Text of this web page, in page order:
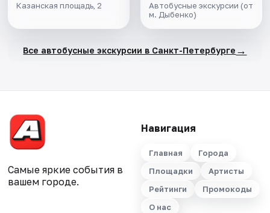
Казанская площадь, 2
Автобусные экскурсии (от
м. Дыбенко)
Все автобусные экскурсии в Санкт-Петербурге →
Самые яркие события в
вашем городе.
Навигация
Главная
Города
Площадки
Артисты
Рейтинги
Промокоды
О нас